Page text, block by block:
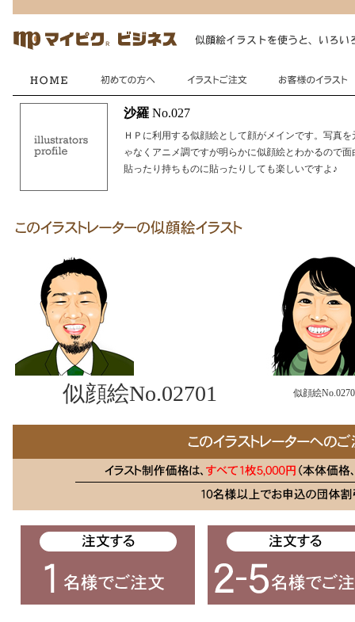
沙羅 No.027
ＨＰに利用する似顔絵として顔がメインです。写真
ゃなくアニメ調ですが明らかに似顔絵とわかるので
貼ったり持ちものに貼ったりしても楽しいですよ♪
似顔絵No.02701 似顔絵